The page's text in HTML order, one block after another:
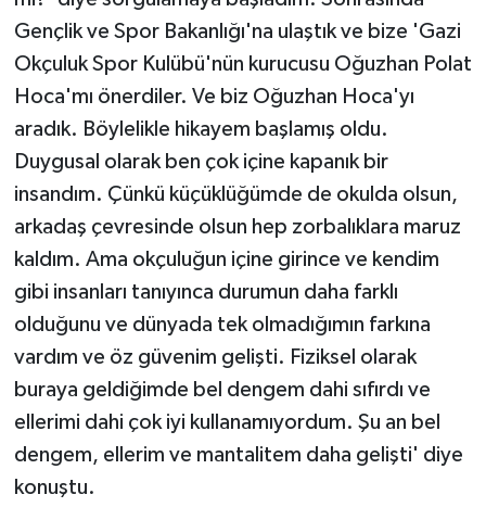
Gençlik ve Spor Bakanlığı'na ulaştık ve bize 'Gazi
Okçuluk Spor Kulübü'nün kurucusu Oğuzhan Polat
Hoca'mı önerdiler. Ve biz Oğuzhan Hoca'yı
aradık. Böylelikle hikayem başlamış oldu.
Duygusal olarak ben çok içine kapanık bir
insandım. Çünkü küçüklüğümde de okulda olsun,
arkadaş çevresinde olsun hep zorbalıklara maruz
kaldım. Ama okçuluğun içine girince ve kendim
gibi insanları tanıyınca durumun daha farklı
olduğunu ve dünyada tek olmadığımın farkına
vardım ve öz güvenim gelişti. Fiziksel olarak
buraya geldiğimde bel dengem dahi sıfırdı ve
ellerimi dahi çok iyi kullanamıyordum. Şu an bel
dengem, ellerim ve mantalitem daha gelişti' diye
konuştu.